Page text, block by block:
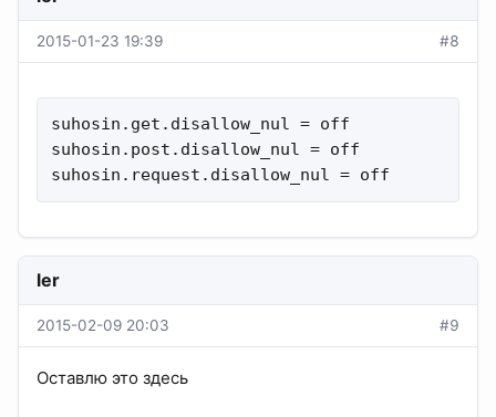
2015-01-23 19:39 #8
suhosin.get.disallow_nul = off
suhosin.post.disallow_nul = off
suhosin.request.disallow_nul = off
ler
2015-02-09 20:03 #9
Оставлю это здесь